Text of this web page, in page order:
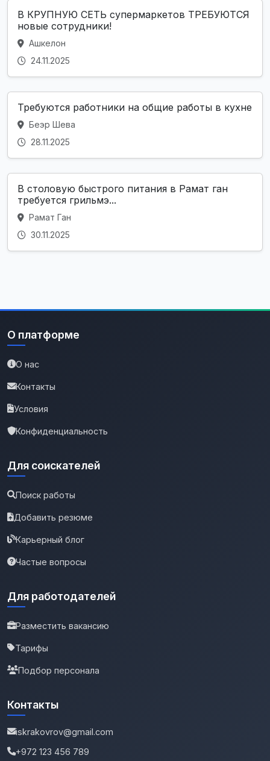
В КРУПНУЮ СЕТЬ супермаркетов ТРЕБУЮТСЯ
новые сотрудники!
Ашкелон
24.11.2025
Требуются работники на общие работы в кухне
Беэр Шева
28.11.2025
В столовую быстрого питания в Рамат ган
требуется грильмэ...
Рамат Ган
30.11.2025
О платформе
О нас
Контакты
Условия
Конфиденциальность
Для соискателей
Поиск работы
Добавить резюме
Карьерный блог
Частые вопросы
Для работодателей
Разместить вакансию
Тарифы
Подбор персонала
Контакты
iskrakovrov@gmail.com
+972 123 456 789